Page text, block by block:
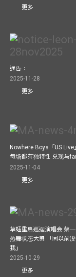
更多
通告：
2025-11-28
更多
Nowhere Boys「US
每场都有独特性 兑现与
2025-11-04
更多
草蜢重启巡迴演唱会 蔡
热舞状态大勇 「同以前
我」
2025-10-29
更多